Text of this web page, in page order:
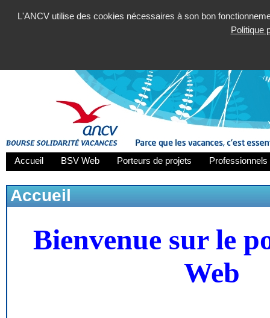
L'ANCV utilise des cookies nécessaires à son bon
Politique
Accueil BSV Web Porteurs de projets
Accueil
Bienvenue sur le
Web